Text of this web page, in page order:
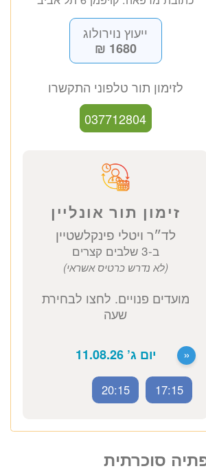
נוירולוג בכיר
כתובת מרפאה: קויפמן 6 תל אביב
סוכרתית